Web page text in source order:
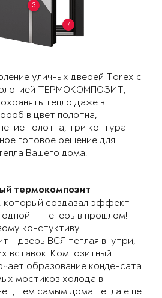
3
7
уличных дверей Torex с
ТЕРМОКОМПОЗИТ,
тепло даже в
в цвет полотна,
полотна, три контура
готовое решение для
Вашего дома.
термокомпозит
который создавал эффект
одной — теперь в прошлом!
констуктиву
- дверь ВСЯ теплая внутри,
вставок. Композитный
образование конденсата
мостиков холода в
тем самым дома тепла еще